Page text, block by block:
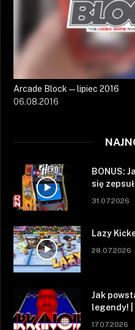
Arcade Block — lipiec 2016
06.08.2016
BONUS:
się
31.07.2026
Lazy
28.07.2026
Jak
legendy! |
17.07.2026